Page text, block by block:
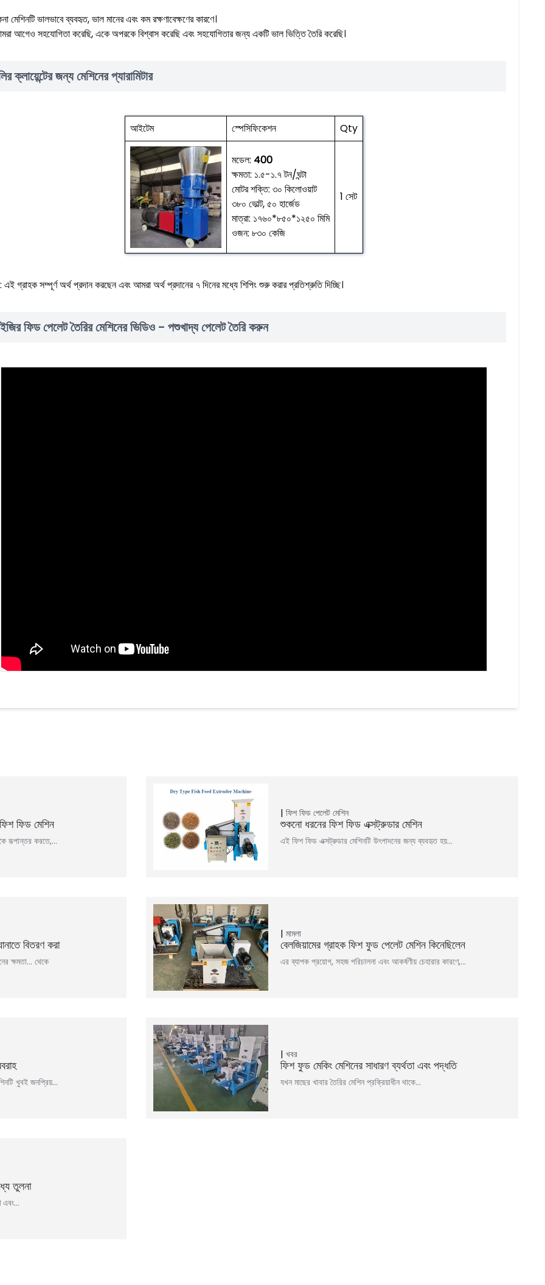
মেশিনটি ভালভাবে ব্যবহৃত, ভাল মানের এবং কম রক্ষণাবেক্ষণের কারণে।
আগেও সহযোগিতা করেছি, একে অপরকে বিশ্বাস করেছি এবং সহযোগিতার জন্য একটি ভাল ভিত্তি তৈরি করেছি।
ক্লায়েন্টের জন্য মেশিনের প্যারামিটার
আইটেম স্পেসিফিকেশন Qty
মডেল: 400
ক্ষমতা: ১.৫-১.৭ টন/ঘন্টা
মোটর শক্তি: ৩০ কিলোওয়াট
৩৮০ ভোল্ট, ৫০ হার্জেড
মাত্রা: ১৭৬০*৮৫০*১২৫০ মিমি
ওজন: ৮৩০ কেজি
1 সেট
এই গ্রাহক সম্পূর্ণ অর্থ প্রদান করছেন এবং আমরা অর্থ প্রদানের ৭ দিনের মধ্যে শিপিং শুরু করার প্রতিশ্রুতি দিচ্ছি।
ফিড পেলেট তৈরির মেশিনের ভিডিও - পশুখাদ্য পেলেট তৈরি করুন
ফিড মেশিন
রূপান্তর করতে,…
ফিশ ফিড পেলেট মেশিন
শুকনো ধরনের ফিশ ফিড এক্সট্রুডার মেশিন
এই ফিশ ফিড এক্সট্রুডার মেশিনটি উৎপাদনের জন্য ব্যবহৃত হয়...
বিতরণ করা
ক্ষমতা… থেকে
মামলা
বেলজিয়ামের গ্রাহক ফিশ ফুড পেলেট মেশিন কিনেছিলেন
এর ব্যাপক প্রয়োগ, সহজ পরিচালনা এবং আকর্ষণীয় চেহারার কারণে,…
খুবই জনপ্রিয়…
খবর
ফিশ ফুড মেকিং মেশিনের সাধারণ ব্যর্থতা এবং পদ্ধতি
যখন মাছের খাবার তৈরির মেশিন প্রক্রিয়াধীন থাকে…
তুলনা
এবং…